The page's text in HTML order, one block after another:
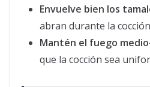
Envuelve bien los
abran durante la
Mantén el fuego
que la cocción sea